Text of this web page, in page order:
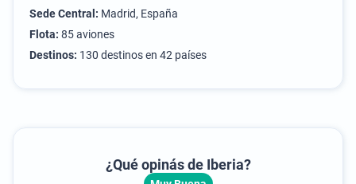
Sede Central: Madrid, España
Flota: 85 aviones
Destinos: 130 destinos en 42 países
¿Qué opinás de Iberia?